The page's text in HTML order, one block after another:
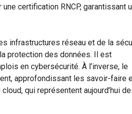
certification RNCP, garantissant
infrastructures réseau et de la
protection des données. Il est
en cybersécurité. À l’inverse, le
approfondissant les savoir-faire
qui représentent aujourd’hui